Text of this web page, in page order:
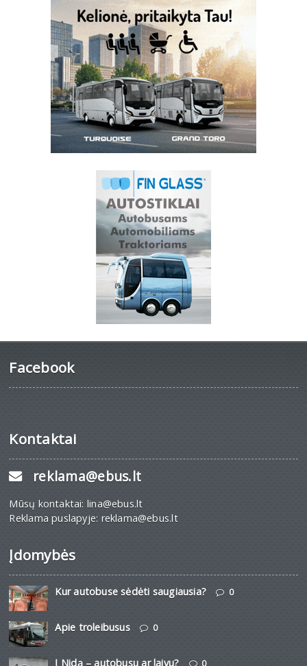
Facebook
Kontaktai
reklama@ebus.lt
Mūsų kontaktai: lina@ebus.lt
Reklama puslapyje: reklama@ebus.lt
Įdomybės
Kur autobuse sėdėti saugiausia? 0
Apie troleibusus 0
Į Nidą – autobusu ar laivu?